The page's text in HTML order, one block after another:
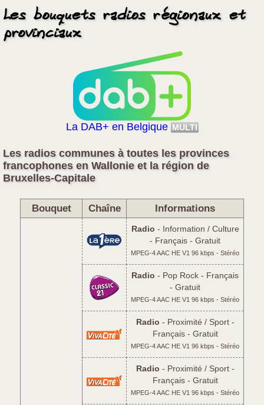
Les bouquets radios régionaux et
provinciaux
La DAB+ en Belgique
Les radios communes à toutes les provinces
francophones en Wallonie et la région de
Bruxelles-Capitale
Bouquet Chaîne Informations
Radio - Information / Culture
- Français - Gratuit
MPEG-4 AAC HE V1 96 kbps - Stéréo
Radio - Pop Rock - Français
- Gratuit
MPEG-4 AAC HE V1 96 kbps - Stéréo
Radio - Proximité / Sport -
Français - Gratuit
MPEG-4 AAC HE V1 96 kbps - Stéréo
Radio - Proximité / Sport -
Français - Gratuit
MPEG-4 AAC HE V1 96 kbps - Stéréo